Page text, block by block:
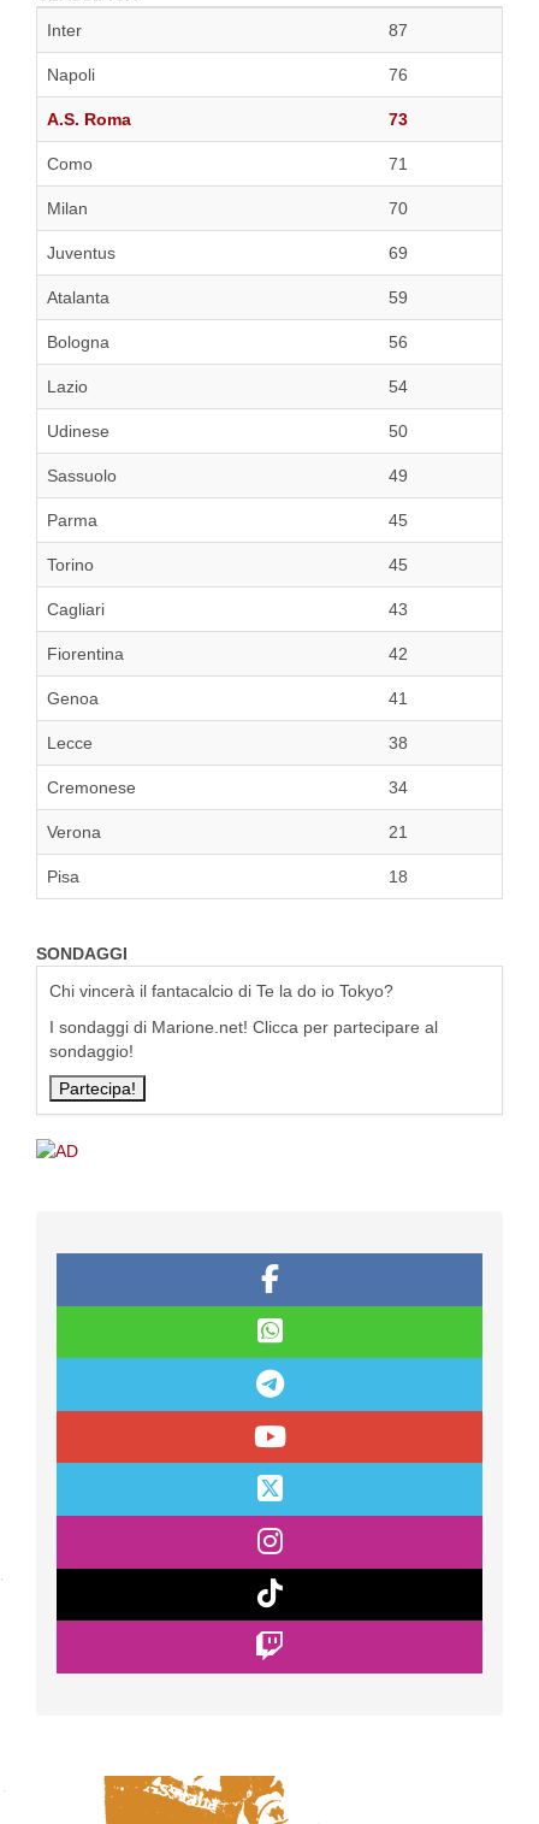
Inter
87
Napoli 76
A.S. Roma 73
Como 71
Milan 70
Juventus 69
Atalanta 59
Bologna 56
Lazio 54
Udinese 50
Sassuolo 49
Parma 45
Torino 45
Cagliari 43
Fiorentina 42
Genoa 41
Lecce 38
Cremonese 34
Verona 21
Pisa 18
SONDAGGI
Chi vincerà il fantacalcio di Te la do io Tokyo?
I sondaggi di Marione.net! Clicca per partecipare al
sondaggio!